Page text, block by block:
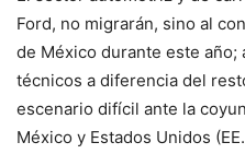
Ford, no migrarán, sino al
de México durante este año;
técnicos a diferencia del
escenario difícil ante la
México y Estados Unidos